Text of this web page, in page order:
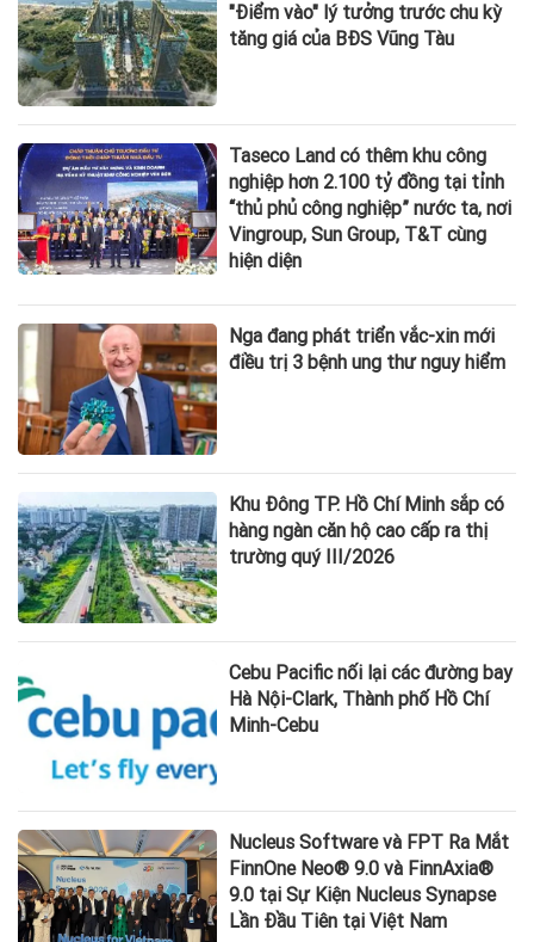
"Điểm vào" lý tưởng trước chu kỳ
tăng giá của BĐS Vũng Tàu
Taseco Land có thêm khu công
nghiệp hơn 2.100 tỷ đồng tại tỉnh
“thủ phủ công nghiệp” nước ta, nơi
Vingroup, Sun Group, T&T cùng
hiện diện
Nga đang phát triển vắc-xin mới
điều trị 3 bệnh ung thư nguy hiểm
Khu Đông TP. Hồ Chí Minh sắp có
hàng ngàn căn hộ cao cấp ra thị
trường quý III/2026
Cebu Pacific nối lại các đường bay
Hà Nội-Clark, Thành phố Hồ Chí
Minh-Cebu
Nucleus Software và FPT Ra Mắt
FinnOne Neo® 9.0 và FinnAxia®
9.0 tại Sự Kiện Nucleus Synapse
Lần Đầu Tiên tại Việt Nam